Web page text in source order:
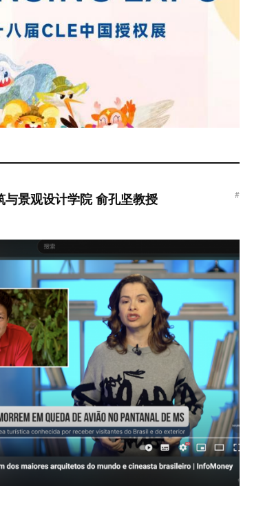
与景观设计学院 俞孔坚教授 #